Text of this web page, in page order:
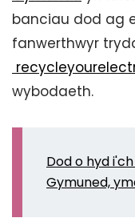
banciau dod ag
fanwerthwyr
wybodaeth.
Dod o hyd
Gymuned,